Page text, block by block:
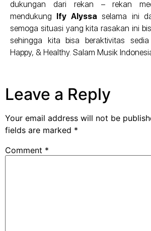
dukungan dari rekan – rekan
mendukung Ify Alyssa selama ini
semoga situasi yang kita rasakan ini
sehingga kita bisa beraktivitas
Happy, & Healthy. Salam Musik
Leave a Reply
Your email address will not be
fields are marked *
Comment *